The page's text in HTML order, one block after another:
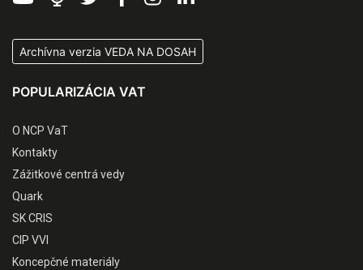
Archívna verzia VEDA NA DOSAH
POPULARIZÁCIA VAT
O NCP VaT
Kontakty
Zážitkové centrá vedy
Quark
SK CRIS
CIP VVI
Koncepčné materiály